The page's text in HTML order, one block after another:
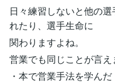
日々練習しないと他の
れたり、選手生命に
関わりますよね。
営業でも同じことが言え
・本で営業手法を学んだ